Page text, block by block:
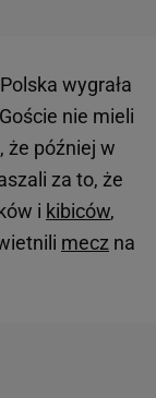
wygrała
nie mieli
że później w
za to, że
i kibiców,
mecz na